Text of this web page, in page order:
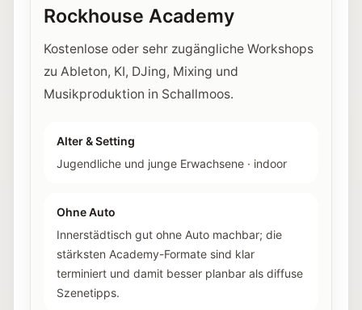
Rockhouse Academy
Kostenlose oder sehr zugängliche Workshops
zu Ableton, KI, DJing, Mixing und
Musikproduktion in Schallmoos.
Alter & Setting
Jugendliche und junge Erwachsene · indoor
Ohne Auto
Innerstädtisch gut ohne Auto machbar; die
stärksten Academy-Formate sind klar
terminiert und damit besser planbar als diffuse
Szenetipps.